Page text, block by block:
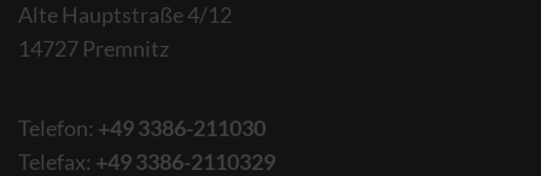
Alte Hauptstraße 4/12
14727 Premnitz
Telefon: +49 3386-211030
Telefax: +49 3386-2110329